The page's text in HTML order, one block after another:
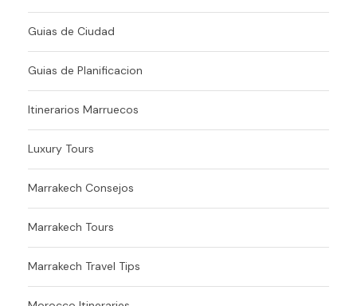
Guias de Ciudad
Guias de Planificacion
Itinerarios Marruecos
Luxury Tours
Marrakech Consejos
Marrakech Tours
Marrakech Travel Tips